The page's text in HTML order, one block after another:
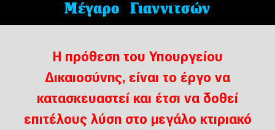
Μέγαρο Γιαννιτσών
Η πρόθεση του Υπουργείου
Δικαιοσύνης, είναι το έργο να
κατασκευαστεί και έτσι να δοθεί
επιτέλους λύση στο μεγάλο κτιριακό